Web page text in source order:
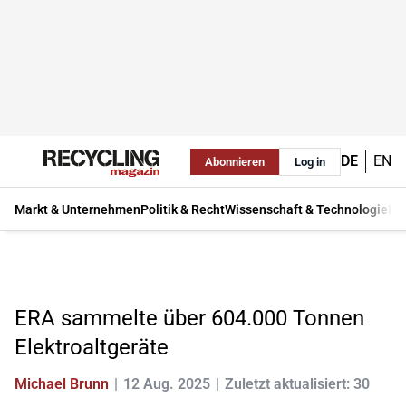
Abonnieren Log in DE EN
Markt & UnternehmenPolitik & RechtWissenschaft & Technologie
ERA sammelte über 604.000 Tonnen
Elektroaltgeräte
Michael Brunn 12 Aug. 2025
Zuletzt aktualisiert: 30